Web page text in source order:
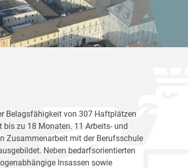
Belagsfähigkeit von 307 Haftplätzen
zu 18 Monaten. 11 Arbeits- und
Zusammenarbeit mit der Berufsschule
Neben bedarfsorientierten
Insassen sowie